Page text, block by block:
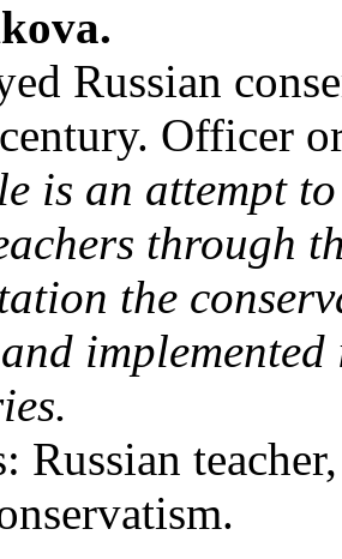
Russian
Officer
is an attempt
through
the
Russian